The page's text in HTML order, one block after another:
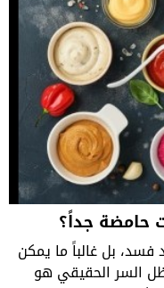
حامضة جداً؟
بل غالباً ما يمكن
السر الحقيقي هو